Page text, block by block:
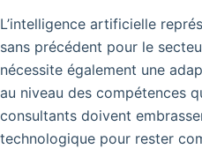
L’intelligence artificielle
sans précédent pour le
nécessite également une
au niveau des compétences
consultants doivent
technologique pour rester